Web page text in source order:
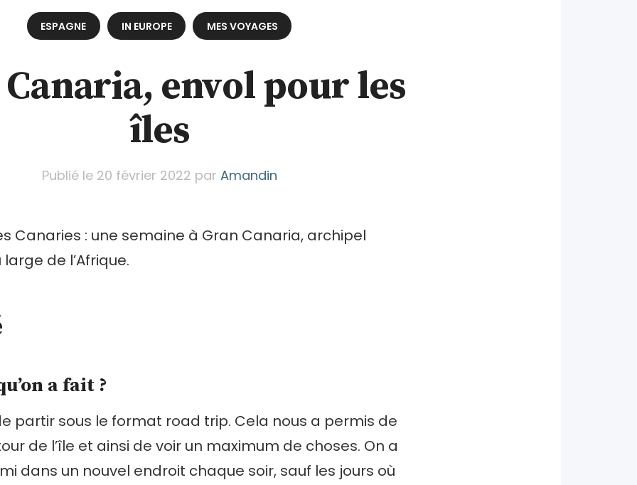
ESPAGNE IN EUROPE MES VOYAGES
envol pour les
îles
Publié le 20 février 2022 par Amandin
Canaries : une semaine à Gran Canaria, archipel
de l’Afrique.
a fait ?
partir sous le format road trip. Cela nous a permis de
de l’île et ainsi de voir un maximum de choses. On a
dans un nouvel endroit chaque soir, sauf les jours où